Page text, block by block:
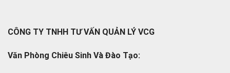
CÔNG TY TNHH TƯ VẤN QUẢN LÝ VCG
Văn Phòng Chiêu Sinh Và Đào Tạo: